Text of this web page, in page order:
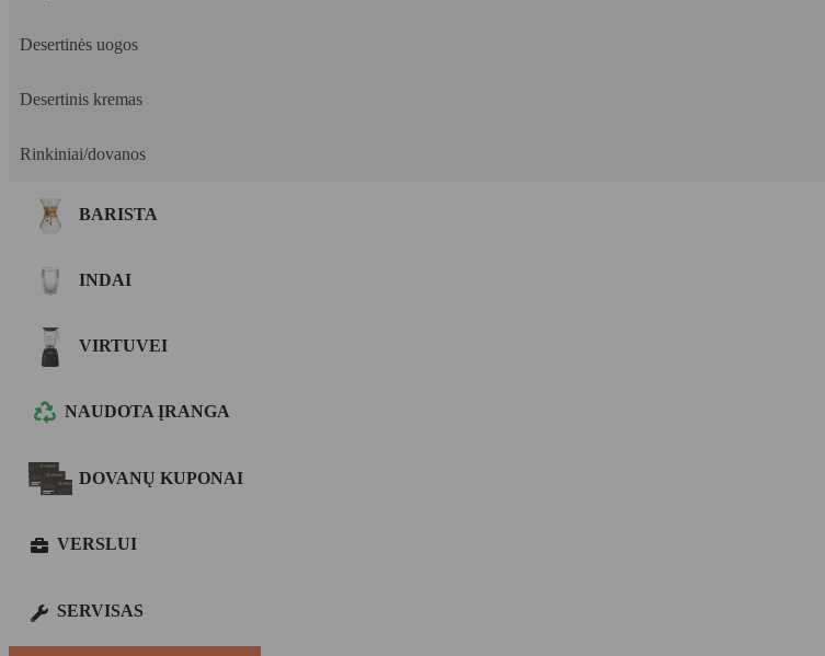
Desertinės uogos
Desertinis kremas
Rinkiniai/dovanos
BARISTA
INDAI
VIRTUVEI
NAUDOTA ĮRANGA
DOVANŲ KUPONAI
VERSLUI
SERVISAS